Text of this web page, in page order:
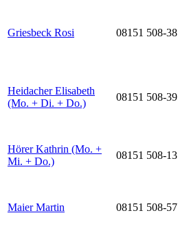
Griesbeck Rosi 08151 508-38
Heidacher Elisabeth
(Mo. + Di. + Do.)
08151 508-39
Hörer Kathrin (Mo. +
Mi. + Do.)
08151 508-13
Maier Martin 08151 508-57